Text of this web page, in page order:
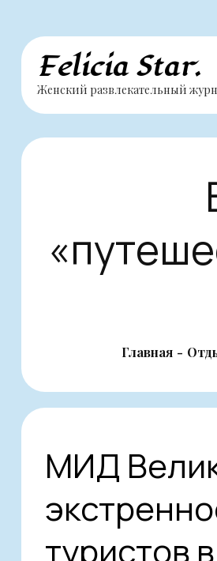
Перейти
содержимому
Felicia Star.
Женский развлекательный
Главная
МИД
туристов